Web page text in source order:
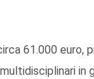
61.000 euro,
in